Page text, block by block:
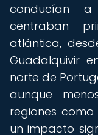
conducían
centraban
atlántica,
Guadalquivir
norte de
aunque
regiones
un impacto